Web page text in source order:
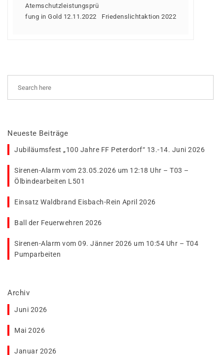
Atemschutzleistungsprü
fung in Gold 12.11.2022
Friedenslichtaktion 2022
Neueste Beiträge
Jubiläumsfest „100 Jahre FF Peterdorf“ 13.-14. Juni 2026
Sirenen-Alarm vom 23.05.2026 um 12:18 Uhr – T03 –
Ölbindearbeiten L501
Einsatz Waldbrand Eisbach-Rein April 2026
Ball der Feuerwehren 2026
Sirenen-Alarm vom 09. Jänner 2026 um 10:54 Uhr – T04
Pumparbeiten
Archiv
Juni 2026
Mai 2026
Januar 2026